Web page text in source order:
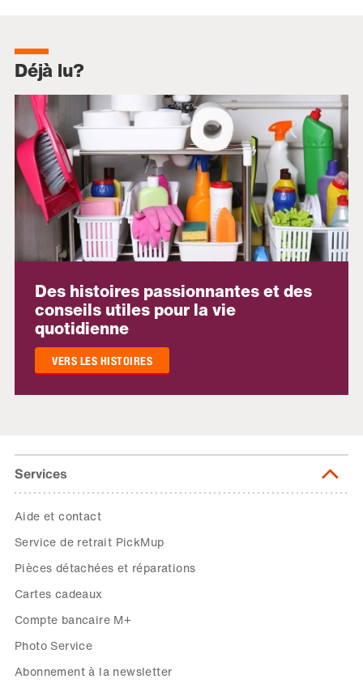
Déjà lu?
Des histoires passionnantes et des
conseils utiles pour la vie
quotidienne
VERS LES HISTOIRES
Services
Aide et contact
Service de retrait PickMup
Pièces détachées et réparations
Cartes cadeaux
Compte bancaire M+
Photo Service
Abonnement à la newsletter